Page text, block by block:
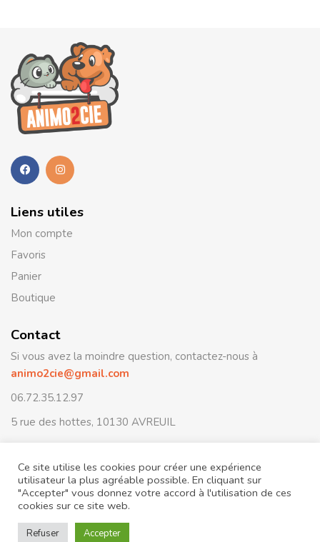
Liens utiles
Mon compte
Favoris
Panier
Boutique
Contact
Si vous avez la moindre question, contactez-nous à
animo2cie@gmail.com
06.72.35.12.97
5 rue des hottes, 10130 AVREUIL
© Animo2cie – Tous droits réservés Développé par
Ingénierie Conditions générales de ventes–Sitemap
Image by rawpixel.comon Freepik /
Ce site utilise les cookies pour créer une expérience
utilisateur la plus agréable possible. En cliquant sur
"Accepter" vous donnez votre accord à l'utilisation de ces
cookies sur ce site web.
Refuser Accepter